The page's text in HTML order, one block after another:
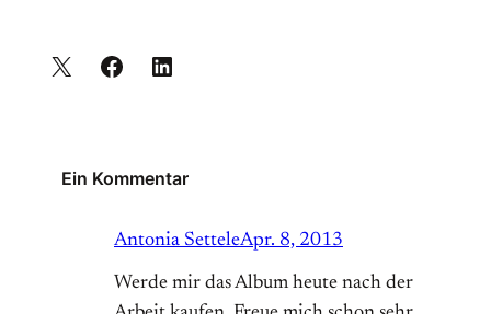
Ein Kommentar
Antonia SetteleApr. 8, 2013
Werde mir das Album heute nach der